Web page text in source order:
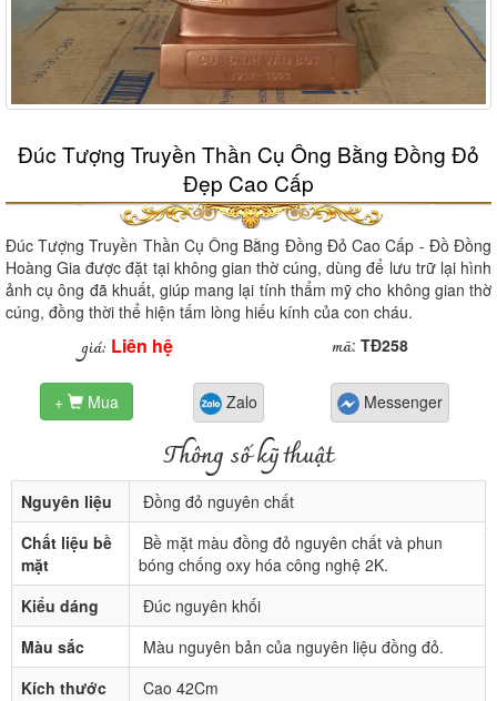
Đúc Tượng Truyền Thần Cụ Ông Bằng Đồng Đỏ
Đẹp Cao Cấp
Đúc Tượng Truyền Thần Cụ Ông Bằng Đồng Đỏ Cao Cấp - Đồ Đồng
Hoàng Gia được đặt tại không gian thờ cúng, dùng để lưu trữ lại hình
ảnh cụ ông đã khuất, giúp mang lại tính thẩm mỹ cho không gian thờ
cúng, đồng thời thể hiện tấm lòng hiếu kính của con cháu.
giá: Liên hệ mã: TĐ258
+ Mua Zalo Messenger
Thông số kỹ thuật
Nguyên liệu
Đồng đỏ nguyên chất
Chất liệu bề
mặt
Bề mặt màu đồng đỏ nguyên chất và phun
bóng chống oxy hóa công nghệ 2K.
Kiểu dáng
Đúc nguyên khối
Màu sắc
Màu nguyên bản của nguyên liệu đồng đỏ.
Kích thước
Cao 42Cm